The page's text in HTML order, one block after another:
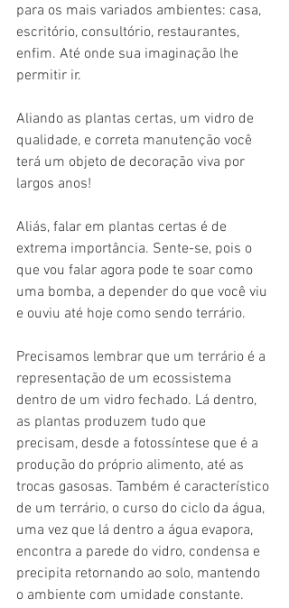
para os mais variados ambientes: casa,
escritório, consultório, restaurantes,
enfim. Até onde sua imaginação lhe
permitir ir.
Aliando as plantas certas, um vidro de
qualidade, e correta manutenção você
terá um objeto de decoração viva por
largos anos!
Aliás, falar em plantas certas é de
extrema importância. Sente-se, pois o
que vou falar agora pode te soar como
uma bomba, a depender do que você viu
e ouviu até hoje como sendo terrário.
Precisamos lembrar que um terrário é a
representação de um ecossistema
dentro de um vidro fechado. Lá dentro,
as plantas produzem tudo que
precisam, desde a fotossíntese que é a
produção do próprio alimento, até as
trocas gasosas. Também é característico
de um terrário, o curso do ciclo da água,
uma vez que lá dentro a água evapora,
encontra a parede do vidro, condensa e
precipita retornando ao solo, mantendo
o ambiente com umidade constante.